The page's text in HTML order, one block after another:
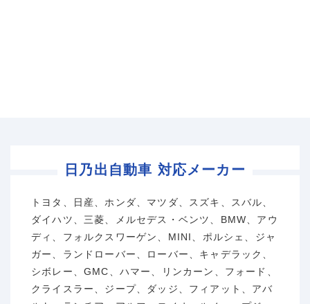
日乃出自動車 対応メーカー
トヨタ、日産、ホンダ、マツダ、スズキ、スバル、
ダイハツ、三菱、メルセデス・ベンツ、BMW、アウ
ディ、フォルクスワーゲン、MINI、ポルシェ、ジャ
ガー、ランドローバー、ローバー、キャデラック、
シボレー、GMC、ハマー、リンカーン、フォード、
クライスラー、ジープ、ダッジ、フィアット、アバ